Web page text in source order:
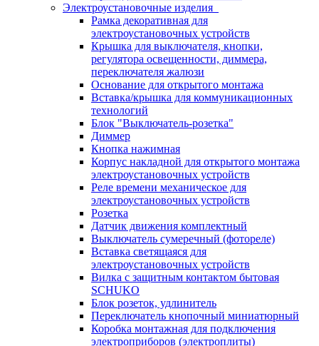
Электроустановочные изделия
Рамка декоративная для
электроустановочных устройств
Крышка для выключателя, кнопки,
регулятора освещенности, диммера,
переключателя жалюзи
Основание для открытого монтажа
Вставка/крышка для коммуникационных
технологий
Блок "Выключатель-розетка"
Диммер
Кнопка нажимная
Корпус накладной для открытого монтажа
электроустановочных устройств
Реле времени механическое для
электроустановочных устройств
Розетка
Датчик движения комплектный
Выключатель сумеречный (фотореле)
Вставка светящаяся для
электроустановочных устройств
Вилка с защитным контактом бытовая
SCHUKO
Блок розеток, удлинитель
Переключатель кнопочный миниатюрный
Коробка монтажная для подключения
электроприборов (электроплиты)